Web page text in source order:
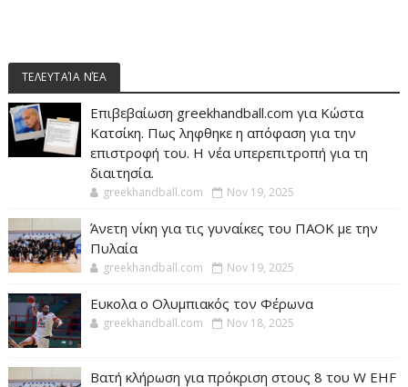
ΤΕΛΕΥΤΑΊΑ ΝΈΑ
Επιβεβαίωση greekhandball.com για Κώστα
Κατσίκη. Πως ληφθηκε η απόφαση για την
επιστροφή του. Η νέα υπερεπιτροπή για τη
διαιτησία.
greekhandball.com Nov 19, 2025
Άνετη νίκη για τις γυναίκες του ΠΑΟΚ με την
Πυλαία
greekhandball.com Nov 19, 2025
Ευκολα ο Ολυμπιακός τον Φέρωνα
greekhandball.com Nov 18, 2025
Βατή κλήρωση για πρόκριση στους 8 του W EHF